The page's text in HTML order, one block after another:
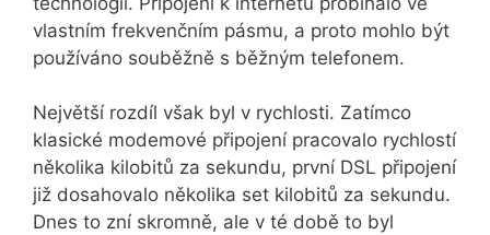
vlastním frekvenčním pásmu, a proto mohlo být
používáno souběžně s běžným telefonem.
Největší rozdíl však byl v rychlosti. Zatímco
klasické modemové připojení pracovalo rychlostí
několika kilobitů za sekundu, první DSL připojení
již dosahovalo několika set kilobitů za sekundu.
Dnes to zní skromně, ale v té době to byl